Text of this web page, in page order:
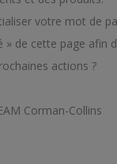
votre mot de
» de cette page afin
actions ?
Corman-Collins